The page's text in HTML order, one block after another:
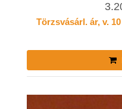
Törzsvásárl. ár, v.